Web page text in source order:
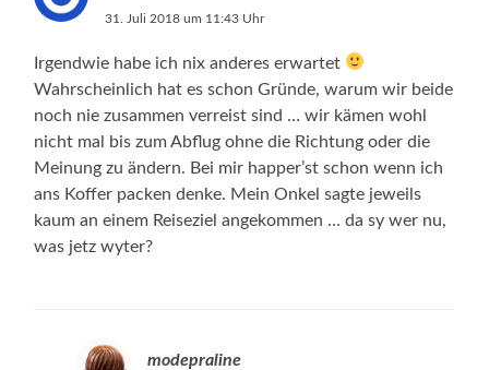
31. Juli 2018 um 11:43 Uhr
Irgendwie habe ich nix anderes erwartet
Wahrscheinlich hat es schon Gründe, warum wir beide
noch nie zusammen verreist sind … wir kämen wohl
nicht mal bis zum Abflug ohne die Richtung oder die
Meinung zu ändern. Bei mir happer’st schon wenn ich
ans Koffer packen denke. Mein Onkel sagte jeweils
kaum an einem Reiseziel angekommen … da sy wer nu,
was jetz wyter?
modepraline